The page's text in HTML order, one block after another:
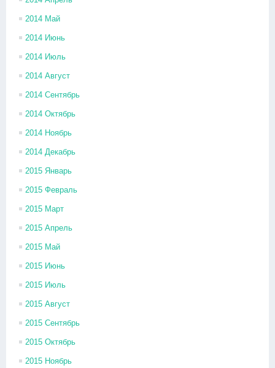
2014 Май
2014 Июнь
2014 Июль
2014 Август
2014 Сентябрь
2014 Октябрь
2014 Ноябрь
2014 Декабрь
2015 Январь
2015 Февраль
2015 Март
2015 Апрель
2015 Май
2015 Июнь
2015 Июль
2015 Август
2015 Сентябрь
2015 Октябрь
2015 Ноябрь